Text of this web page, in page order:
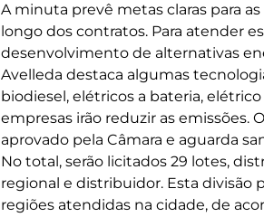
A minuta prevê metas claras para
longo dos contratos. Para atender
desenvolvimento de alternativas
Avelleda destaca algumas
biodiesel, elétricos a bateria,
empresas irão reduzir as emissões.
aprovado pela Câmara e aguarda
No total, serão licitados 29 lotes,
regional e distribuidor. Esta divisão
regiões atendidas na cidade, de